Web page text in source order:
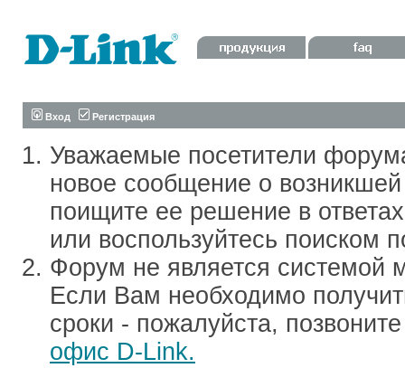
Вход Регистрация
Уважаемые посетители
новое сообщение о
поищите ее решение в
или воспользуйтесь поиском
Форум не является системой
Если Вам необходимо
сроки - пожалуйста,
офис D-Link.